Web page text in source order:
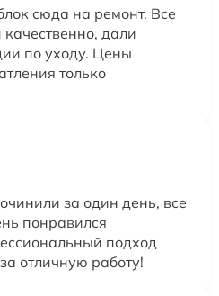
сюда на ремонт. Все
дали
по уходу. Цены
только
за один день, все
понравился
подход
отличную работу!